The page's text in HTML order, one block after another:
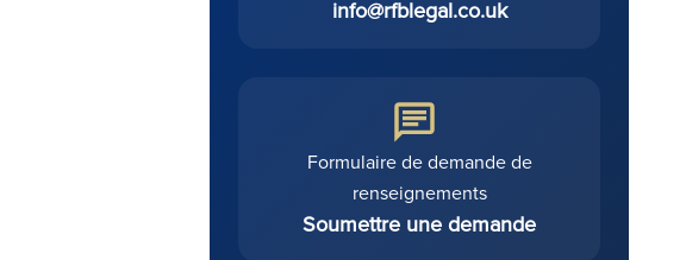
info@rfblegal.co.uk
Formulaire de demande de
renseignements
Soumettre une demande